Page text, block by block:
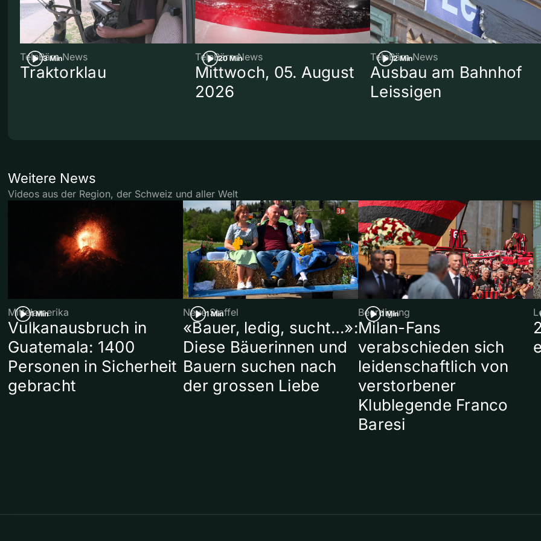
3 Min
TeleBärn News
Traktorklau
20 Min
TeleBärn News
Mittwoch, 05. August
2026
2 Min
TeleBärn News
Ausbau am Bahnhof
Leissigen
Weitere News
Videos aus der Region, der Schweiz und aller Welt
1 Min
Mittelamerika
Vulkanausbruch in
Guatemala: 1400
Personen in Sicherheit
gebracht
1 Min
Neue Staffel
«Bauer, ledig, sucht…»:
Diese Bäuerinnen und
Bauern suchen nach
der grossen Liebe
1 Min
Beerdigung
Milan-Fans
verabschieden sich
leidenschaftlich von
verstorbener
Klublegende Franco
Baresi